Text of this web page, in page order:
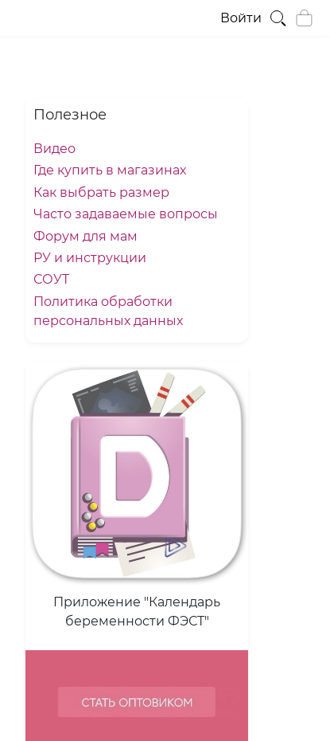
Войти
Полезное
Видео
Где купить в магазинах
Как выбрать размер
Часто задаваемые вопросы
Форум для мам
РУ и инструкции
СОУТ
Политика обработки
персональных данных
Приложение "Календарь
беременности ФЭСТ"